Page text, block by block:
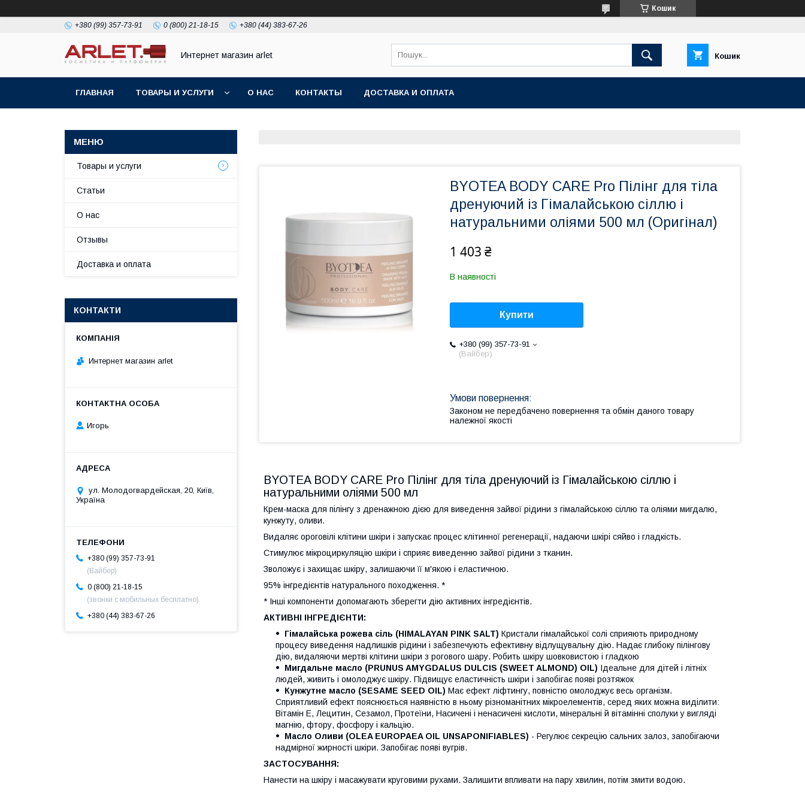
Кошик
+380 (99) 357-73-91 0 (800) 21-18-15 +380 (44) 383-67-26
Интернет магазин arlet Кошик
ГЛАВНАЯ ТОВАРЫ И УСЛУГИ О НАС КОНТАКТЫ ДОСТАВКА И ОПЛАТА
BYOTEA BODY CARE Pro Пілінг для тіла
дренуючий із Гімалайською сіллю і
натуральними оліями 500 мл (Оригінал)
1 403 ₴
В наявності
Купити
+380 (99) 357-73-91
(Вайбер)
Законом не передбачено повернення та обмін даного товару
належної якості
BYOTEA BODY CARE Pro Пілінг для тіла дренуючий із Гімалайською сіллю і
натуральними оліями 500 мл
Крем-маска для пілінгу з дренажною дією для виведення зайвої рідини з гімалайською сіллю та оліями мигдалю,
кунжуту, оливи.
Видаляє ороговілі клітини шкіри і запускає процес клітинної регенерації, надаючи шкірі сяйво і гладкість.
Стимулює мікроциркуляцію шкіри і сприяє виведенню зайвої рідини з тканин.
Зволожує і захищає шкіру, залишаючи її м'якою і еластичною.
95% інгредієнтів натурального походження. *
* Інші компоненти допомагають зберегти дію активних інгредієнтів.
АКТИВНІ ІНГРЕДІЄНТИ:
Гімалайська рожева сіль (HIMALAYAN PINK SALT) Кристали гімалайської солі сприяють природному
процесу виведення надлишків рідини і забезпечують ефективну відлущувальну дію. Надає глибоку пілінгову
дію, видаляючи мертві клітини шкіри з рогового шару. Робить шкіру шовковистою і гладкою
Мигдальне масло (PRUNUS AMYGDALUS DULCIS (SWEET ALMOND) OIL) Ідеальне для дітей і літніх
людей, живить і омолоджує шкіру. Підвищує еластичність шкіри і запобігає появі розтяжок
Кунжутне масло (SESAME SEED OIL) Має ефект ліфтингу, повністю омолоджує весь організм.
Сприятливий ефект пояснюється наявністю в ньому різноманітних мікроелементів, серед яких можна виділити:
Вітамін Е, Лецитин, Сезамол, Протеїни, Насичені і ненасичені кислоти, мінеральні й вітамінні сполуки у вигляді
магнію, фтору, фосфору і кальцію.
Масло Оливи (OLEA EUROPAEA OIL UNSAPONIFIABLES) - Регулює секрецію сальних залоз, запобігаючи
надмірної жирності шкіри. Запобігає появі вугрів.
ЗАСТОСУВАННЯ:
Нанести на шкіру і масажувати круговими рухами. Залишити впливати на пару хвилин, потім змити водою.
Товары и услуги
Статьи
О нас
Отзывы
Доставка и оплата
КОНТАКТИ
Интернет магазин arlet
Игорь
ул. Молодогвардейская, 20, Київ,
Україна
+380 (99) 357-73-91
(Вайбер)
0 (800) 21-18-15
(звонки с мобильных бесплатно)
+380 (44) 383-67-26